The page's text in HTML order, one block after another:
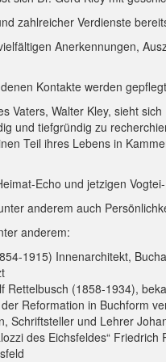
zahlreicher Verdienste
Anerkennungen,
Kontakte werden
Vaters, Walter Kley, sieht
und tiefgründig zu
Teil ihres Lebens in
Echo und jetzigen
anderem auch
anderem:
1915) Innenarchitekt,
Rettelbusch (1858-1934),
Reformation in Buchform
Schriftsteller und Lehrer
des Eichsfeldes“